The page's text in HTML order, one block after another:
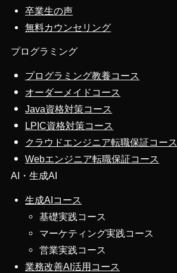
卒業生の声
無料カウンセリング
プログラミング
プログラミング教養コース
オーダーメイドコース
Java資格対策コース
LPIC資格対策コース
クラウドエンジニア転職保証コース
Webエンジニア転職保証コース
AI・生成AI
生成AIコース
基礎実践コース
マーケティング実践コース
営業実践コース
業務改善AI活用コース